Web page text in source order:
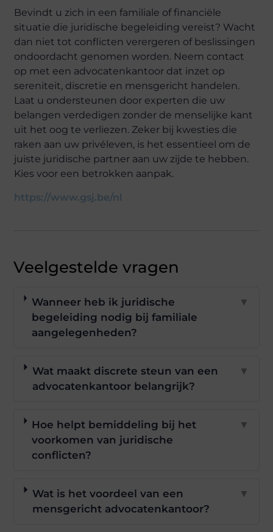
Bevindt u zich in een familiale of financiële
situatie die juridische begeleiding vereist? Wacht
dan niet tot conflicten verergeren of beslissingen
ondoordacht genomen worden. Neem contact
op met een advocatenkantoor dat inzet op
sereniteit, discretie en mensgericht handelen.
Laat u ondersteunen door experten die uw
belangen verdedigen zonder de menselijke kant
uit het oog te verliezen. Zeker bij kwesties die
raken aan uw privéleven, is het essentieel om de
juiste juridische partner aan uw zijde te hebben.
Kies voor een betrokken aanpak.
https://www.gsj.be/nl
Veelgestelde vragen
Wanneer heb ik juridische
begeleiding nodig bij familiale
aangelegenheden?
▼
Wat maakt discrete steun van een
advocatenkantoor belangrijk?
▼
Hoe helpt bemiddeling bij het
voorkomen van juridische
conflicten?
▼
Wat is het voordeel van een
mensgericht advocatenkantoor?
▼